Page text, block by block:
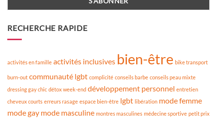
RECHERCHE RAPIDE
activités en famille activités inclusives bien-être bike transport
burn-out communauté lgbt complicité conseils barbe conseils peau mixte
dressing gay chic détox week-end développement personnel entretien
cheveux courts erreurs rasage espace bien-être lgbt libération mode femme
mode gay mode masculine montres masculines médecine sportive petit prix